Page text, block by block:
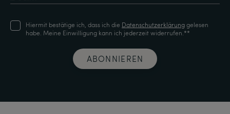
Hiermit bestätige ich, dass ich die Daten­schutz­erklärunggelesen
habe. Meine Einwilligung kann ich jederzeit widerrufen.**
ABONNIEREN